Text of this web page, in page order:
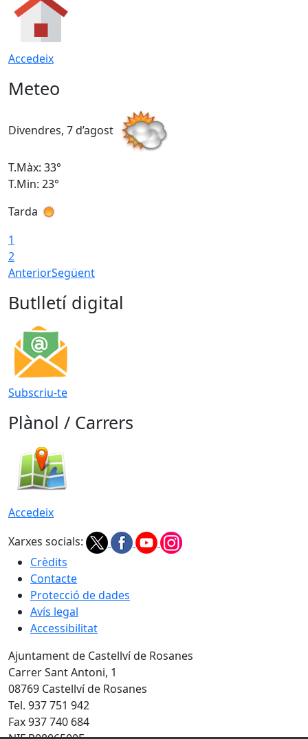
Accedeix
Meteo
Divendres, 7 d’agost
T.Màx: 33°
T.Min: 23°
Tarda
1
2
AnteriorSegüent
Butlletí digital
Subscriu-te
Plànol / Carrers
Accedeix
Xarxes socials:
Crèdits
Contacte
Protecció de dades
Avís legal
Accessibilitat
Ajuntament de Castellví de Rosanes
Carrer Sant Antoni, 1
08769 Castellví de Rosanes
Tel. 937 751 942
Fax 937 740 684